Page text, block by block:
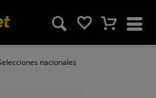
nacionales